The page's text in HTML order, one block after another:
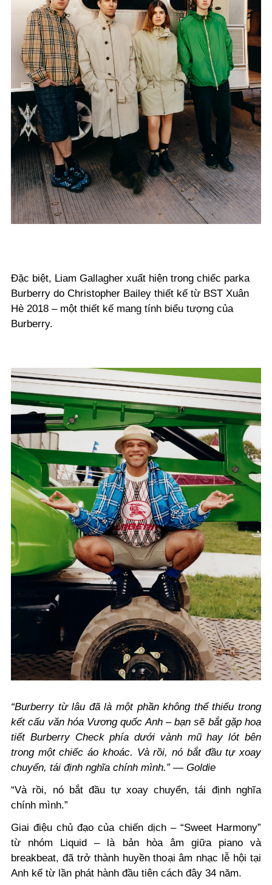
Đặc biệt, Liam Gallagher xuất hiện trong chiếc parka
Burberry do Christopher Bailey thiết kế từ BST Xuân
Hè 2018 – một thiết kế mang tính biểu tượng của
Burberry.
“Burberry từ lâu đã là một phần không thể thiếu trong
kết cấu văn hóa Vương quốc Anh – bạn sẽ bắt gặp hoạ
tiết Burberry Check phía dưới vành mũ hay lót bên
trong một chiếc áo khoác. Và rồi, nó bắt đầu tự xoay
chuyển, tái định nghĩa chính mình.”— Goldie
“Và rồi, nó bắt đầu tự xoay chuyển, tái định nghĩa
chính mình.”
Giai điệu chủ đạo của chiến dịch – “Sweet Harmony”
từ nhóm Liquid – là bản hòa âm giữa piano và
breakbeat, đã trở thành huyền thoại âm nhạc lễ hội tại
Anh kể từ lần phát hành đầu tiên cách đây 34 năm.